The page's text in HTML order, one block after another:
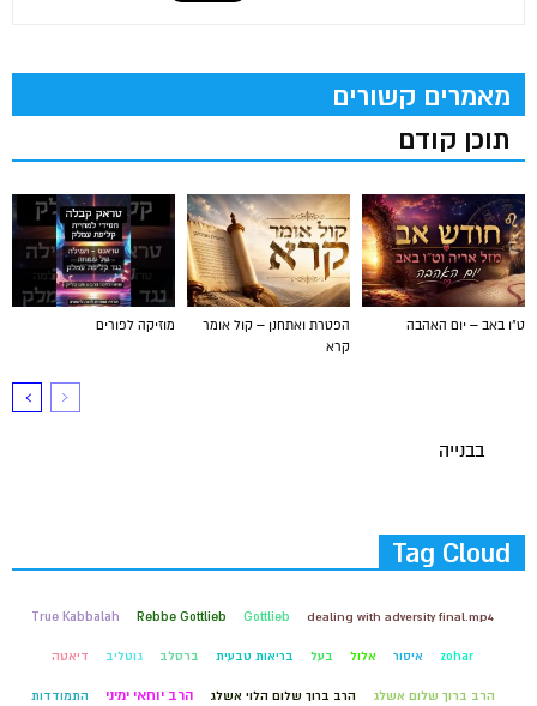
מאמרים קשורים
תוכן קודם
מוזיקה לפורים
הפטרת ואתחנן – קול אומר
קרא
ט"ו באב – יום האהבה
בבנייה
Tag Cloud
dealing with adversity final.mp4
Gottlieb
Rebbe Gottlieb
True Kabbalah
zohar איסור אלול בעל בריאות טבעית ברסלב גוטליב דיאטה
הרב ברוך שלום אשלג הרב ברוך שלום הלוי אשלג הרב יוחאי ימיני התמודדות